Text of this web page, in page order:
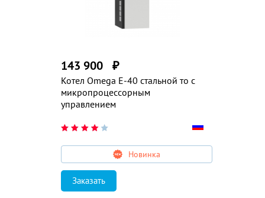
Котел Omega E-40 стальной то с
микропроцессорным
управлением
143 900 ₽
Новинка
Заказать